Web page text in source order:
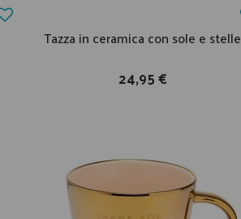
Tazza in ceramica con sole e stelle
24,95 €